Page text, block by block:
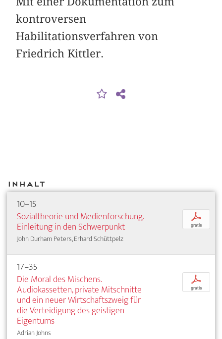
kontroversen
Habilitationsverfahren von
Friedrich Kittler.
Inhalt
10–15
Sozialtheorie und Medienforschung.
Einleitung in den Schwerpunkt
John Durham Peters, Erhard Schüttpelz
p
gratis
17–35
Die Moral des Mischens.
Audiokassetten, private Mitschnitte
und ein neuer Wirtschaftszweig für
die Verteidigung des geistigen
Eigentums
Adrian Johns
p
gratis